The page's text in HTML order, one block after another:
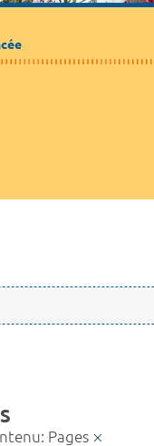
Pages